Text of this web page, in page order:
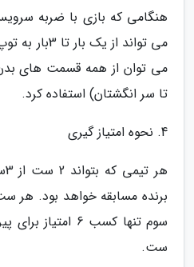
هنگامی که بازی با ضربه
می تواند از
می توان از همه قسمت های
تا سر انگشتان) استفاده کرد.
4. نحوه امتیاز گیری
سوم تنها کسب 6
ست.